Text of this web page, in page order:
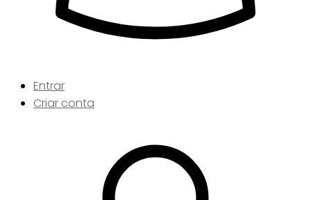
Entrar
Criar conta